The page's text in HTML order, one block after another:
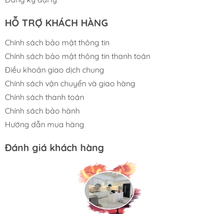
Đèn LED 1 x 8W tích hợp cung cấp ánh sáng
dịu, hỗ trợ nấu nướng ngay cả trong điều kiện
thiếu sáng.
HỖ TRỢ KHÁCH HÀNG
Chính sách bảo mật thông tin
Chính sách bảo mật thông tin thanh toán
Điều khoản giao dịch chung
Chính sách vận chuyển và giao hàng
Chính sách thanh toán
Chính sách bảo hành
Hướng dẫn mua hàng
Đánh giá khách hàng